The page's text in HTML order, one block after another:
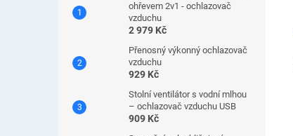
ohřevem 2v1 - ochlazovač
vzduchu
2 979 Kč
Přenosný výkonný ochlazovač
vzduchu
929 Kč
Stolní ventilátor s vodní mlhou
– ochlazovač vzduchu USB
909 Kč